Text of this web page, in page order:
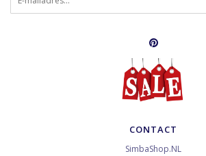
CONTACT
SimbaShop.NL